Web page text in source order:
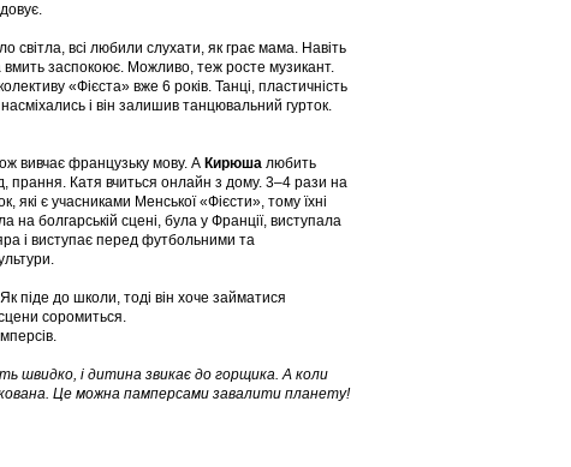
світла, всі любили слухати, як грає мама. Навіть
вмить заспокоює. Можливо, теж росте музикант.
«Фієста» вже 6 років. Танці, пластичність
і він залишив танцювальний гурток.
вивчає французьку мову. А Кирюша любить
прання. Катя вчиться онлайн з дому. 3–4 рази на
які є учасниками Менської «Фієсти», тому їхні
на болгарській сцені, була у Франції, виступала
і виступає перед футбольними та
піде до школи, тоді він хоче займатися
соромиться.
швидко, і дитина звикає до горщика. А коли
Це можна памперсами завалити планету!